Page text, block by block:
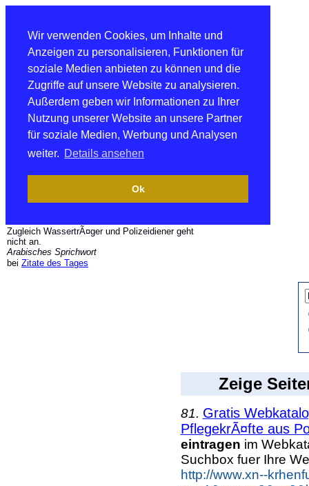
Wir verwenden Cookies, um Inhalte und
Anzeigen zu personalisieren, Funktionen für
soziale Medien anbieten zu können und die
Zugriffe auf unsere Website zu analysieren.
Außerdem geben wir Informationen zu Ihrer
Nutzung unserer Website an unsere Partner
für soziale Medien, Werbung und Analysen
weiter. Details ansehen
Ok
Zugleich WassertrÃ¤ger und Polizeidiener geht
nicht an.
Arabisches Sprichwort
bei Zitate des Tages
Zeige
81. Gratis
PflegekrÃ¤fte aus
eintragen im
Suchbox fuer Ihre
http://www.xn--